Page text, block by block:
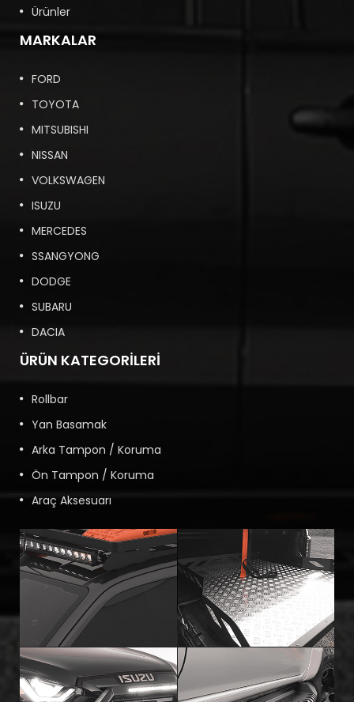
Ürünler
MARKALAR
FORD
TOYOTA
MITSUBISHI
NISSAN
VOLKSWAGEN
ISUZU
MERCEDES
SSANGYONG
DODGE
SUBARU
DACIA
ÜRÜN KATEGORILERI
Rollbar
Yan Basamak
Arka Tampon / Koruma
Ön Tampon / Koruma
Araç Aksesuarı